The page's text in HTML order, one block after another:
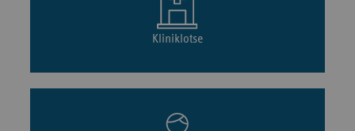
Kliniklotse